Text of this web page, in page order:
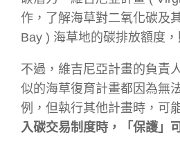
作，了解海草對二氧化碳及
Bay ) 海草地的碳排放額度
不過，維吉尼亞計畫的負責
似的海草復育計畫都因為無
例，但執行其他計畫時，可
入碳交易制度時，「保護」